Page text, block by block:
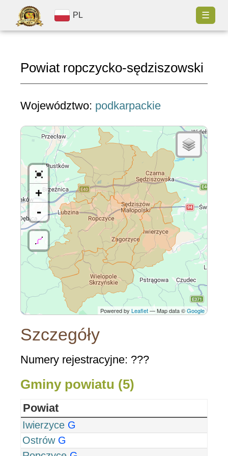
PL ☰
Powiat ropczycko-sędziszowski
Województwo: podkarpackie
+
-
Powered by Leaflet— Map data ©Google
Szczegóły
Numery rejestracyjne: ???
Gminy powiatu (5)
Powiat
Iwierzyce G
Ostrów G